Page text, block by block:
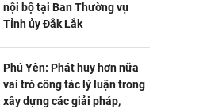
nội bộ tại Ban Thường vụ
Tỉnh ủy Đắk Lắk
Phú Yên: Phát huy hơn nữa
vai trò công tác lý luận trong
xây dựng các giải pháp,